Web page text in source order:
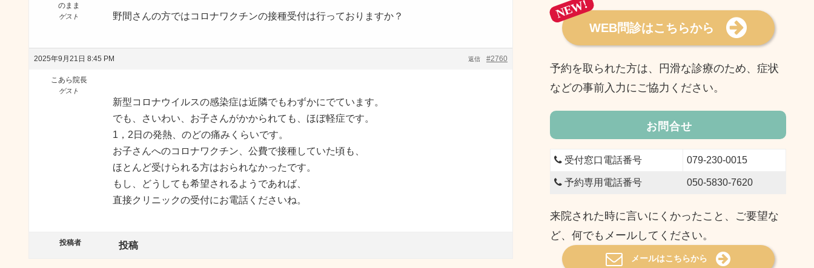
のまま
ゲスト 野間さんの方ではコロナワクチンの接種受付は行っておりますか？
2025年9月21日 8:45 PM #2760
返信
こあら院長
ゲスト
新型コロナウイルスの感染症は近隣でもわずかにでています。
でも、さいわい、お子さんがかかられても、ほぼ軽症です。
1，2日の発熱、のどの痛みくらいです。
お子さんへのコロナワクチン、公費で接種していた頃も、
ほとんど受けられる方はおられなかったです。
もし、どうしても希望されるようであれば、
直接クリニックの受付にお電話くださいね。
投稿者 投稿
WEB問診はこちらから
予約を取られた方は、円滑な診療のため、症状
などの事前入力にご協力ください。
お問合せ
受付窓口電話番号 079-230-0015
予約専用電話番号 050-5830-7620
来院された時に言いにくかったこと、ご要望な
ど、何でもメールしてください。
メールはこちらから